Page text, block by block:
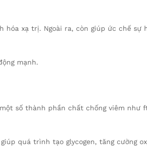
xạ trị. Ngoài ra, còn giúp ức chế sự
mạnh.
số thành phần chất chống viêm như
quá trình tạo glycogen, tăng cường